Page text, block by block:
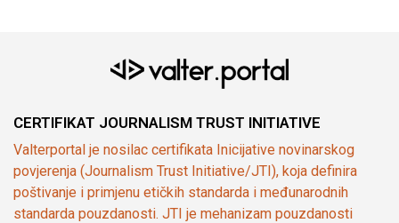
CERTIFIKAT JOURNALISM TRUST INITIATIVE
Valterportal je nosilac certifikata Inicijative novinarskog
povjerenja (Journalism Trust Initiative/JTI), koja definira
poštivanje i primjenu etičkih standarda i međunarodnih
standarda pouzdanosti. JTI je mehanizam pouzdanosti